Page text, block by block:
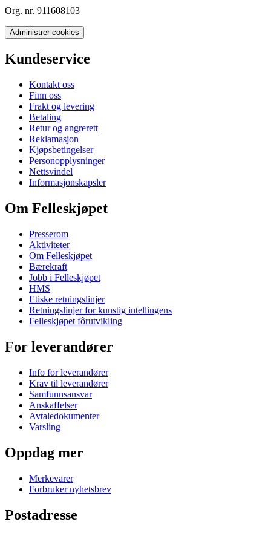
Org. nr. 911608103
Administrer cookies
Kundeservice
Kontakt oss
Finn oss
Frakt og levering
Betaling
Retur og angrerett
Reklamasjon
Kjøpsbetingelser
Personopplysninger
Nettsvindel
Informasjonskapsler
Om Felleskjøpet
Presserom
Aktiviteter
Om Felleskjøpet
Bærekraft
Jobb i Felleskjøpet
HMS
Etiske retningslinjer
Retningslinjer for kunstig intellingens
Felleskjøpet fôrutvikling
For leverandører
Info for leverandører
Krav til leverandører
Samfunnsansvar
Anskaffelser
Avtaledokumenter
Varsling
Oppdag mer
Merkevarer
Forbruker nyhetsbrev
Postadresse